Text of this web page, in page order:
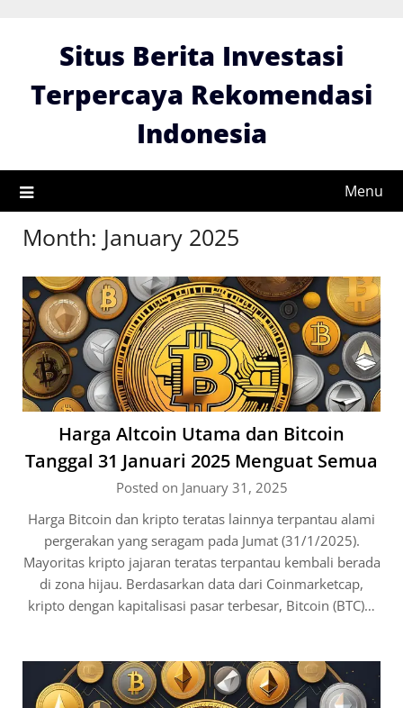
Situs Berita Investasi
Terpercaya Rekomendasi
Indonesia
Menu
Month: January 2025
Harga Altcoin Utama dan Bitcoin
Tanggal 31 Januari 2025 Menguat Semua
Posted on January 31, 2025
Harga Bitcoin dan kripto teratas lainnya terpantau alami
pergerakan yang seragam pada Jumat (31/1/2025).
Mayoritas kripto jajaran teratas terpantau kembali berada
di zona hijau. Berdasarkan data dari Coinmarketcap,
kripto dengan kapitalisasi pasar terbesar, Bitcoin (BTC)…